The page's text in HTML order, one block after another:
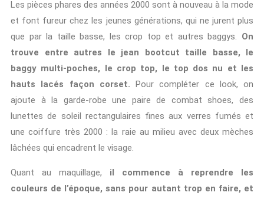
Les pièces phares des années 2000 sont à nouveau à la mode
et font fureur chez les jeunes générations, qui ne jurent plus
que par la taille basse, les crop top et autres baggys. On
trouve entre autres le jean bootcut taille basse, le
baggy multi-poches, le crop top, le top dos nu et les
hauts lacés façon corset. Pour compléter ce look, on
ajoute à la garde-robe une paire de combat shoes, des
lunettes de soleil rectangulaires fines aux verres fumés et
une coiffure très 2000 : la raie au milieu avec deux mèches
lâchées qui encadrent le visage.
Quant au maquillage, il commence à reprendre les
couleurs de l’époque, sans pour autant trop en faire, et